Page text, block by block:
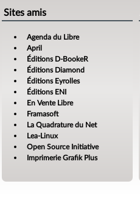
Sites amis
Agenda du Libre
April
Éditions D-BookeR
Éditions Diamond
Éditions Eyrolles
Éditions ENI
En Vente Libre
Framasoft
La Quadrature du Net
Lea-Linux
Open Source Initiative
Imprimerie Grafik Plus